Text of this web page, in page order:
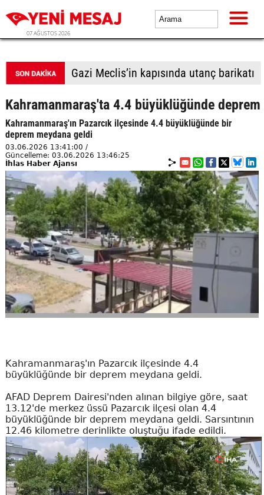
07 AĞUSTOS 2026
Gazi Meclis’in kapısında utanç barikatı
Kahramanmaraş'ta 4.4 büyüklüğünde deprem
Kahramanmaraş'ın Pazarcık ilçesinde 4.4 büyüklüğünde bir
deprem meydana geldi
03.06.2026 13:41:00 /
Güncelleme: 03.06.2026 13:46:25
İhlas Haber Ajansı
Kahramanmaraş'ın Pazarcık ilçesinde 4.4
büyüklüğünde bir deprem meydana geldi.
AFAD Deprem Dairesi'nden alınan bilgiye göre, saat
13.12'de merkez üssü Pazarcık ilçesi olan 4.4
büyüklüğünde bir deprem meydana geldi. Sarsıntının
12.46 kilometre derinlikte oluştuğu ifade edildi.